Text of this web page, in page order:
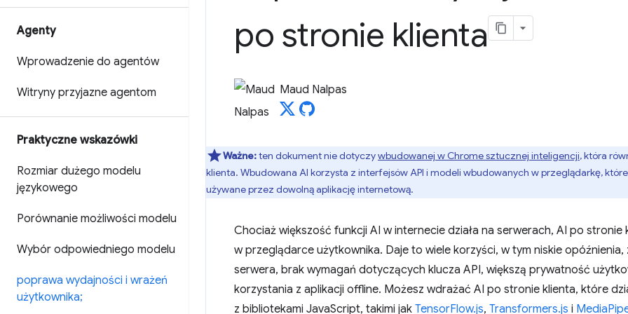
Agenty
Wprowadzenie do agentów
Witryny przyjazne agentom
Praktyczne wskazówki
Rozmiar dużego modelu
językowego
Porównanie możliwości modelu
Wybór odpowiedniego modelu
poprawa wydajności i wrażeń
użytkownika;
po stronie klienta
Maud Nalpas
Ważne:ten dokument nie dotyczywbudowanej w Chrome sztucznej inteligencji, która
klienta. Wbudowana AI korzysta z interfejsów API i modeli wbudowanych w przeglądarkę,
używane przez dowolną aplikację internetową.
Chociaż większość funkcji AI w internecie działa na serwerach, AI po stronie
w przeglądarce użytkownika. Daje to wiele korzyści, w tym niskie
serwera, brak wymagań dotyczących klucza API, większą prywatność
korzystania z aplikacji offline. Możesz wdrażać AI po stronie klienta, które
z bibliotekami JavaScript, takimi jak TensorFlow.js, Transformers.js i